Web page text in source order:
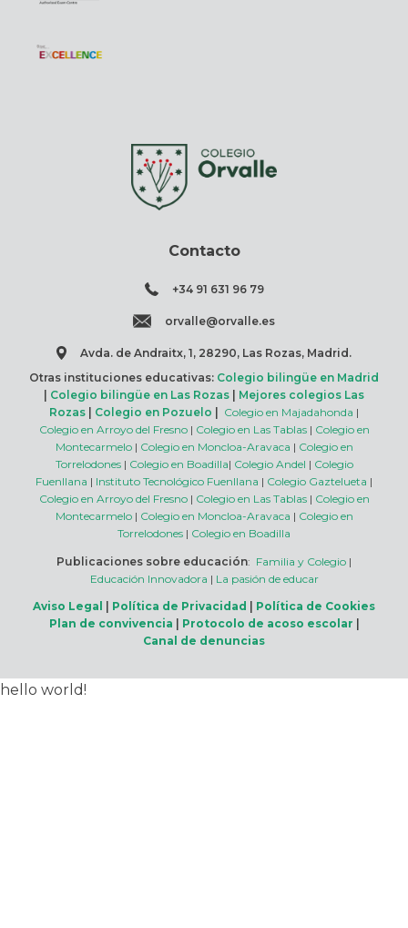
Contacto
+34 91 631 96 79
orvalle@orvalle.es
Avda. de Andraitx, 1, 28290, Las Rozas, Madrid.
Otras instituciones educativas: Colegio bilingüe en Madrid
Colegio bilingüe en Las Rozas
Mejores colegios Las
Rozas
Colegio en Pozuelo Colegio en Majadahonda |
Colegio en Arroyo del Fresno| Colegio en Las Tablas| Colegio en
Montecarmelo| Colegio en Moncloa-Aravaca | Colegio en
Torrelodones| Colegio en Boadilla| Colegio Andel | Colegio
Fuenllana | Instituto Tecnológico Fuenllana | Colegio Gaztelueta |
Colegio en Arroyo del Fresno| Colegio en Las Tablas| Colegio en
Montecarmelo| Colegio en Moncloa-Aravaca | Colegio en
Torrelodones | Colegio en Boadilla
Publicaciones sobre educación: Familia y Colegio |
Educación Innovadora | La pasión de educar
Aviso Legal
Política de Privacidad
Política de Cookies
Plan de convivencia
Protocolo de acoso escolar
Canal de denuncias
hello world!